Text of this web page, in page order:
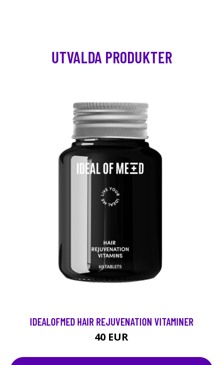
UTVALDA PRODUKTER
IDEALOFMED HAIR REJUVENATION VITAMINER
40 EUR